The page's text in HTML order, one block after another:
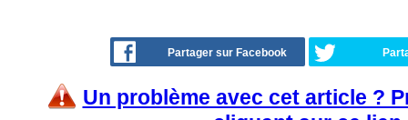
Partager sur Facebook
Un problème avec cet article ?